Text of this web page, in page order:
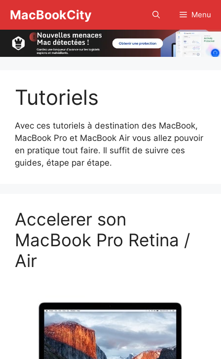
contenu
MacBookCity Menu
Tutoriels
Avec ces tutoriels à destination des MacBook,
MacBook Pro et MacBook Air vous allez pouvoir
en pratique tout faire. Il suffit de suivre ces
guides, étape par étape.
Accelerer son
MacBook Pro Retina /
Air